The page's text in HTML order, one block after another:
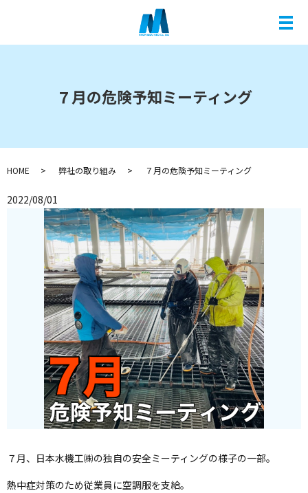
メ
７月の危険予知ミーティング
HOME 弊社の取り組み ７月の危険予知ミーティング
2022/08/01
７月、日本水機工㈱の独自の安全ミーティングの様子の一部。
熱中症対策のため従業員に空調服を支給。